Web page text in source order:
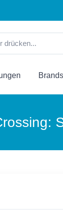
Brands